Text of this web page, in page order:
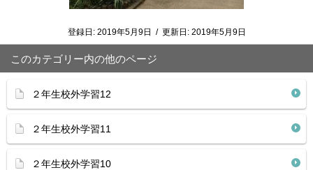
登録日: 2019年5月9日 / 更新日: 2019年5月9日
このカテゴリー内の他のページ
２年生校外学習12
２年生校外学習11
２年生校外学習10